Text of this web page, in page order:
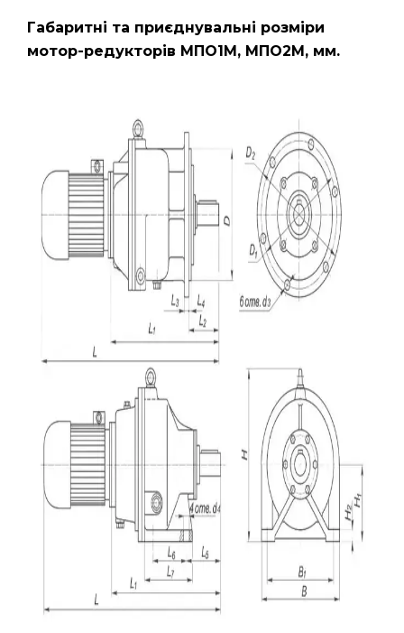
Габаритні та приєднувальні розміри
мотор-редукторів МПО1М, МПО2М, мм.